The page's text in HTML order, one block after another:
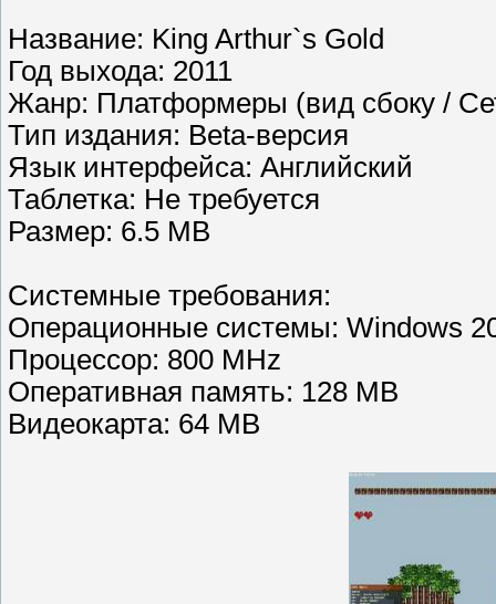
Название: King Arthur`s Gold
Год выхода: 2011
Жанр: Платформеры (вид сбоку /
Тип издания: Beta-версия
Язык интерфейса: Английский
Таблетка: Не требуется
Размер: 6.5 MB
Системные требования:
Операционные системы: Windows
Процессор: 800 MHz
Оперативная память: 128 MB
Видеокарта: 64 MB